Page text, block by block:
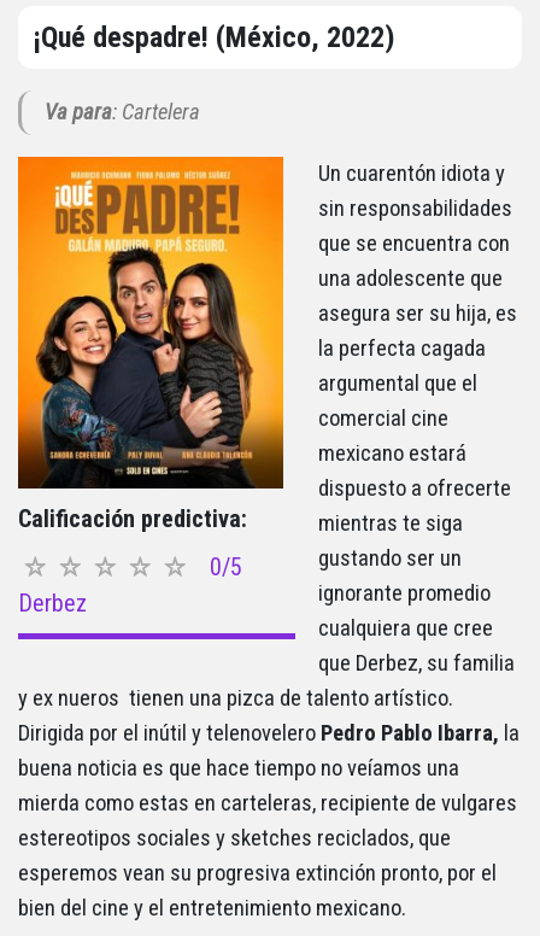
¡Qué despadre! (México, 2022)
Va para: Cartelera
Calificación predictiva:
0/5
Derbez
Un cuarentón idiota y
sin responsabilidades
que se encuentra con
una adolescente que
asegura ser su hija, es
la perfecta cagada
argumental que el
comercial cine
mexicano estará
dispuesto a ofrecerte
mientras te siga
gustando ser un
ignorante promedio
cualquiera que cree
que Derbez, su familia
y ex nueros tienen una pizca de talento artístico.
Dirigida por el inútil y telenovelero Pedro Pablo Ibarra, la
buena noticia es que hace tiempo no veíamos una
mierda como estas en carteleras, recipiente de vulgares
estereotipos sociales y sketches reciclados, que
esperemos vean su progresiva extinción pronto, por el
bien del cine y el entretenimiento mexicano.